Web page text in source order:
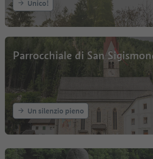
Unico!
Parrocchiale di San
Un silenzio pieno